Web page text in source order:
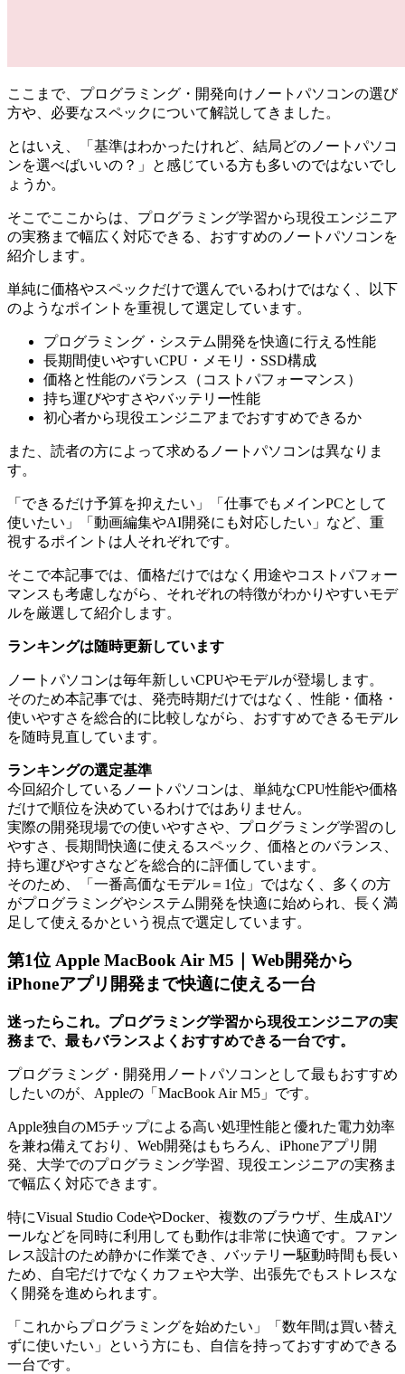
ここまで、プログラミング・開発向けノートパソコンの選び
方や、必要なスペックについて解説してきました。
とはいえ、「基準はわかったけれど、結局どのノートパソコ
ンを選べばいいの？」と感じている方も多いのではないでし
ょうか。
そこでここからは、プログラミング学習から現役エンジニア
の実務まで幅広く対応できる、おすすめのノートパソコンを
紹介します。
単純に価格やスペックだけで選んでいるわけではなく、以下
のようなポイントを重視して選定しています。
プログラミング・システム開発を快適に行える性能
長期間使いやすいCPU・メモリ・SSD構成
価格と性能のバランス（コストパフォーマンス）
持ち運びやすさやバッテリー性能
初心者から現役エンジニアまでおすすめできるか
また、読者の方によって求めるノートパソコンは異なりま
す。
「できるだけ予算を抑えたい」「仕事でもメインPCとして
使いたい」「動画編集やAI開発にも対応したい」など、重
視するポイントは人それぞれです。
そこで本記事では、価格だけではなく用途やコストパフォー
マンスも考慮しながら、それぞれの特徴がわかりやすいモデ
ルを厳選して紹介します。
ランキングは随時更新しています
ノートパソコンは毎年新しいCPUやモデルが登場します。
そのため本記事では、発売時期だけではなく、性能・価格・
使いやすさを総合的に比較しながら、おすすめできるモデル
を随時見直しています。
ランキングの選定基準
今回紹介しているノートパソコンは、単純なCPU性能や価格
だけで順位を決めているわけではありません。
実際の開発現場での使いやすさや、プログラミング学習のし
やすさ、長期間快適に使えるスペック、価格とのバランス、
持ち運びやすさなどを総合的に評価しています。
そのため、「一番高価なモデル＝1位」ではなく、多くの方
がプログラミングやシステム開発を快適に始められ、長く満
足して使えるかという視点で選定しています。
第1位 Apple MacBook Air M5｜Web開発から
iPhoneアプリ開発まで快適に使える一台
迷ったらこれ。プログラミング学習から現役エンジニアの実
務まで、最もバランスよくおすすめできる一台です。
プログラミング・開発用ノートパソコンとして最もおすすめ
したいのが、Appleの「MacBook Air M5」です。
Apple独自のM5チップによる高い処理性能と優れた電力効率
を兼ね備えており、Web開発はもちろん、iPhoneアプリ開
発、大学でのプログラミング学習、現役エンジニアの実務ま
で幅広く対応できます。
特にVisual Studio CodeやDocker、複数のブラウザ、生成AIツ
ールなどを同時に利用しても動作は非常に快適です。ファン
レス設計のため静かに作業でき、バッテリー駆動時間も長い
ため、自宅だけでなくカフェや大学、出張先でもストレスな
く開発を進められます。
「これからプログラミングを始めたい」「数年間は買い替え
ずに使いたい」という方にも、自信を持っておすすめできる
一台です。